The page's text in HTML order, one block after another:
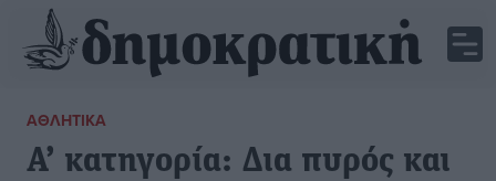
ΑΘΛΗΤΙΚΆ
Α’ κατηγορία: Δια πυρός και